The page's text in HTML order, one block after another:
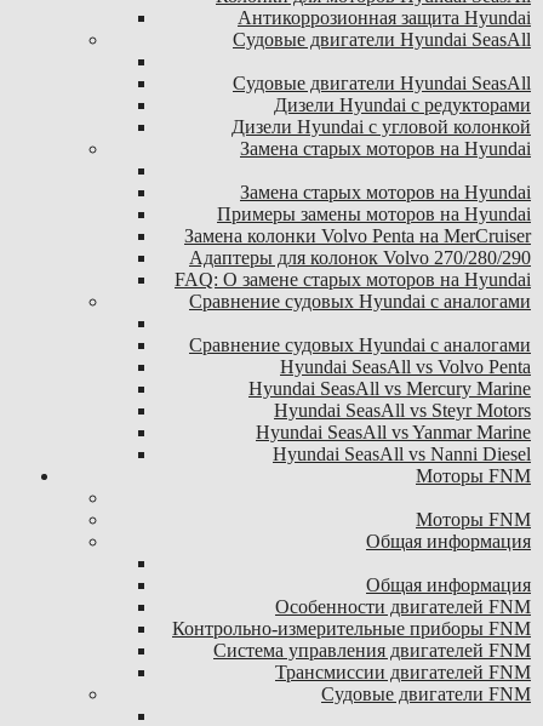
Антикоррозионная защита Hyundai
Судовые двигатели Hyundai SeasAll
Судовые двигатели Hyundai SeasAll
Дизели Hyundai с редукторами
Дизели Hyundai с угловой колонкой
Замена старых моторов на Hyundai
Замена старых моторов на Hyundai
Примеры замены моторов на Hyundai
Замена колонки Volvo Penta на MerCruiser
Адаптеры для колонок Volvo 270/280/290
FAQ: О замене старых моторов на Hyundai
Сравнение судовых Hyundai с аналогами
Сравнение судовых Hyundai с аналогами
Hyundai SeasAll vs Volvo Penta
Hyundai SeasAll vs Mercury Marine
Hyundai SeasAll vs Steyr Motors
Hyundai SeasAll vs Yanmar Marine
Hyundai SeasAll vs Nanni Diesel
Моторы FNM
Моторы FNM
Общая информация
Общая информация
Особенности двигателей FNM
Контрольно-измерительные приборы FNM
Система управления двигателей FNM
Трансмиссии двигателей FNM
Судовые двигатели FNM